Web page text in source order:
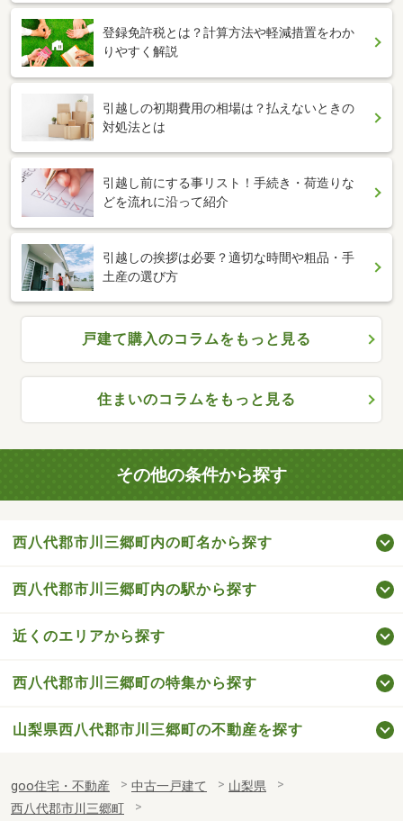
登録免許税とは？計算方法や軽減措置をわか
りやすく解説
引越しの初期費用の相場は？払えないときの
対処法とは
引越し前にする事リスト！手続き・荷造りな
どを流れに沿って紹介
引越しの挨拶は必要？適切な時間や粗品・手
土産の選び方
戸建て購入のコラムをもっと見る
住まいのコラムをもっと見る
その他の条件から探す
西八代郡市川三郷町内の町名から探す
西八代郡市川三郷町内の駅から探す
近くのエリアから探す
西八代郡市川三郷町の特集から探す
山梨県西八代郡市川三郷町の不動産を探す
goo住宅・不動産 中古一戸建て
山梨県
西八代郡市川三郷町